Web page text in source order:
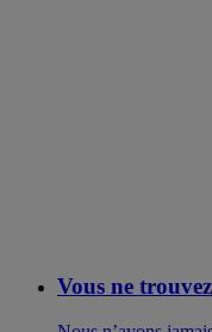
Vous ne